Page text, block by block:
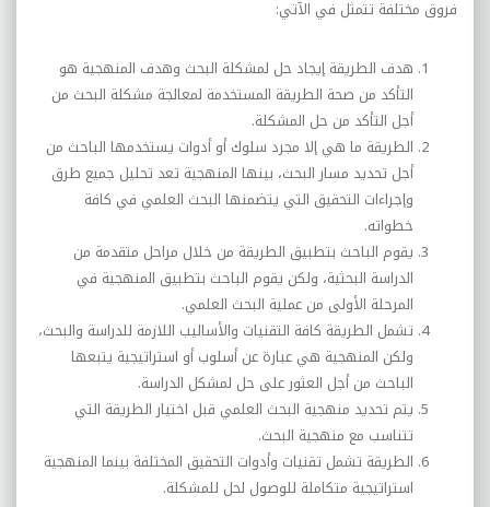
فروق مختلفة تتمثل في الآتي:
هدف الطريقة إيجاد حل لمشكلة البحث وهدف المنهجية هو
التأكد من صحة الطريقة المستخدمة لمعالجة مشكلة البحث من
أجل التأكد من حل المشكلة.
الطريقة ما هي إلا مجرد سلوك أو أدوات يستخدمها الباحث من
أجل تحديد مسار البحث، بينها المنهجية تعد تحليل جميع طرق
وإجراءات التحقيق التي يتضمنها البحث العلمي في كافة
خطواته.
يقوم الباحث بتطبيق الطريقة من خلال مراحل متقدمة من
الدراسة البحثية، ولكن يقوم الباحث بتطبيق المنهجية في
المرحلة الأولى من عملية البحث العلمي.
تشمل الطريقة كافة التقنيات والأساليب اللازمة للدراسة والبحث،
ولكن المنهجية هي عبارة عن أسلوب أو استراتيجية يتبعها
الباحث من أجل العثور على حل لمشكل الدراسة.
يتم تحديد منهجية البحث العلمي قبل اختيار الطريقة التي
تتناسب مع منهجية البحث.
الطريقة تشمل تقنيات وأدوات التحقيق المختلفة بينما المنهجية
استراتيجية متكاملة للوصول لحل للمشكلة.